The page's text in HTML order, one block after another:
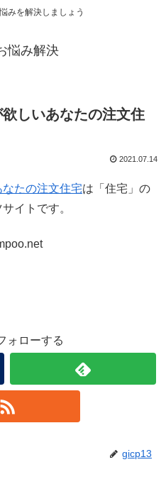
みを解決しましょう
悩み解決
しいあなたの注文住
2021.07.14
たの注文住宅は「住宅」の
イトです。
ォローする
gicp13